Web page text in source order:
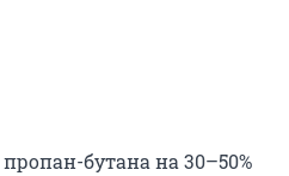
бутана на 30–50%